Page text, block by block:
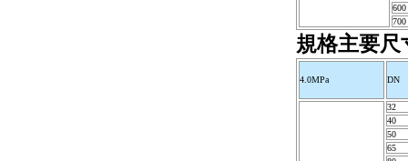
600
700
規格主要尺
4.0MPa DN
32
40
50
65